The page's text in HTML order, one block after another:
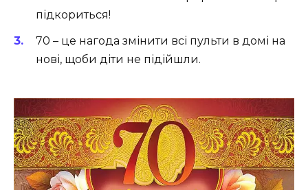
підкориться!
70 – це нагода змінити всі пульти в домі на
нові, щоби діти не підійшли.